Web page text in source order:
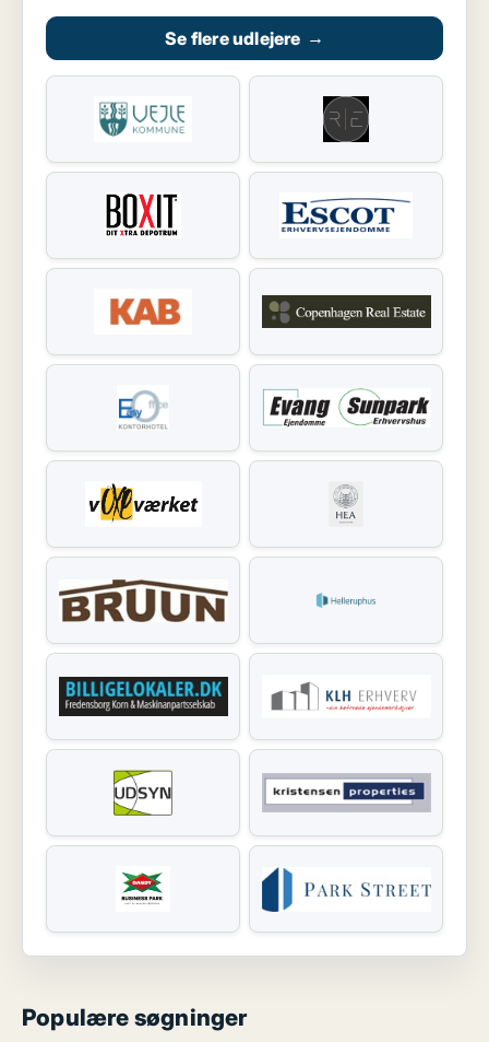
Se flere udlejere →
Populære søgninger